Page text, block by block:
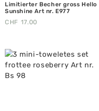
Limitierter Becher gross Hello
Sunshine Art nr. E977
CHF 17.00